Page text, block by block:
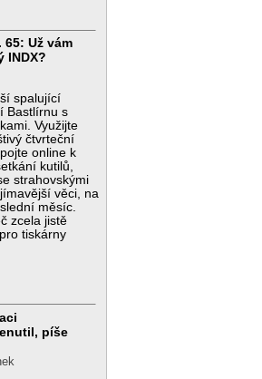
Už vám
INDX?
spalující
Bastlírnu s
Využijte
čtvrteční
online k
kutilů,
strahovskými
věci, na
měsíc.
zcela jistě
tiskárny
píše